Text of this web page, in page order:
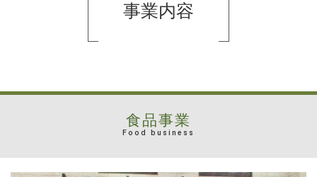
事業内容
食品事業
Food business